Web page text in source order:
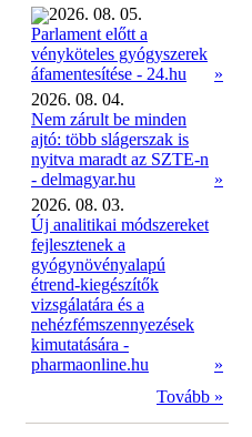
2026. 08. 05.
Parlament előtt a
vényköteles gyógyszerek
áfamentesítése - 24.hu
»
2026. 08. 04.
Nem zárult be minden
ajtó: több slágerszak is
nyitva maradt az SZTE-n
- delmagyar.hu
»
2026. 08. 03.
Új analitikai módszereket
fejlesztenek a
gyógynövényalapú
étrend-kiegészítők
vizsgálatára és a
nehézfémszennyezések
kimutatására -
pharmaonline.hu
»
Tovább »